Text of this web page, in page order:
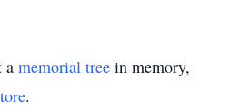
a memorial tree in memory,
.